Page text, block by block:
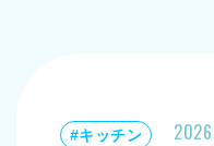
#キッチン